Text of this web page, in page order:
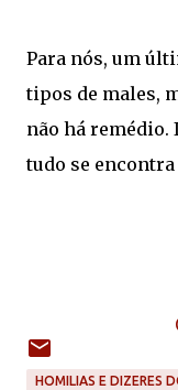
Para nós, um
tipos de males,
não há
tudo se
HOMILIAS E DIZERES